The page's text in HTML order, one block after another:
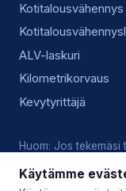
Kotitalousvähennys
ALV-laskuri
Kilometrikorvaus
Kevytyrittäjä
Huom: Jos tekemäsi
olevista luvista,
Käytämme